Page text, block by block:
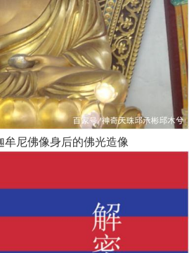
牟尼佛像身后的佛光造像